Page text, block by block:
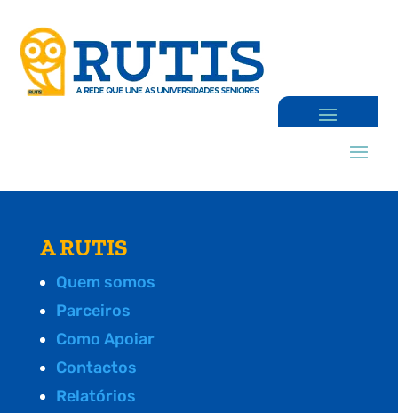
A RUTIS
Quem somos
Parceiros
Como Apoiar
Contactos
Relatórios